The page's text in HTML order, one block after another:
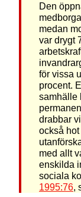
Den
medan
var drygt
för vissa
procent.
samhälle
drabbar
också
med allt
enskilda
sociala
1995:76,